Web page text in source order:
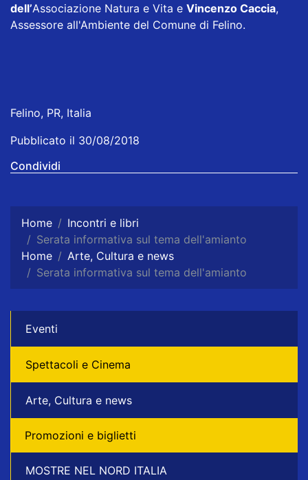
dell’Associazione Natura e Vita e Vincenzo Caccia,
Assessore all'Ambiente del Comune di Felino.
Felino, PR, Italia
Pubblicato il 30/08/2018
Condividi
Home
Incontri e libri
Serata informativa sul tema dell'amianto
Home
Arte, Cultura e news
Serata informativa sul tema dell'amianto
Eventi
Spettacoli e Cinema
Arte, Cultura e news
Promozioni e biglietti
MOSTRE NEL NORD ITALIA